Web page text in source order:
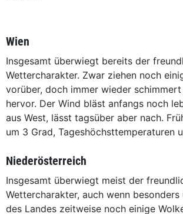
Wien
Insgesamt überwiegt bereits der
Wettercharakter. Zwar ziehen noch
vorüber, doch immer wieder
hervor. Der Wind bläst anfangs noch
aus West, lässt tagsüber aber nach.
um 3 Grad, Tageshöchsttemperaturen
Niederösterreich
Insgesamt überwiegt meist der
Wettercharakter, auch wenn
des Landes zeitweise noch einige